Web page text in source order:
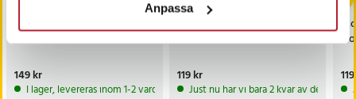
Anpassa
Pris:149 kr
149 kr
I lager, levereras inom 1-2 vardagar
Pris:119 kr
119 kr
Just nu har vi bara 2 kvar av denna